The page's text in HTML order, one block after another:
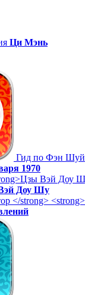
Ци Мэнь
Гид по Фэн Шуй
1970
Доу Шу